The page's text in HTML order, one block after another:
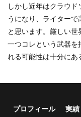
しかし近年はクラウ
うになり、ライター
と思います。厳しい
一つコレという武器を
れる可能性は十分にあ
プロフィール 実績